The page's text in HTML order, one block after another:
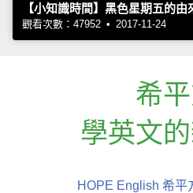
【小知識時間】黑色星期五的由
觀看次數：47952 • 2017-11-24
希
學英文
HOPE English 希平